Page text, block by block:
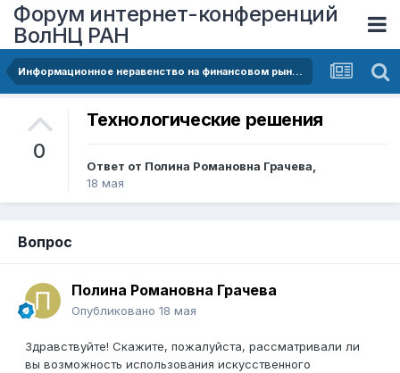
Форум интернет-конференций
ВолНЦ РАН
Информационное неравенство на финансовом рынке в условиях цифровизации
0
Технологические решения
Ответ от Полина Романовна Грачева,
18 мая
Вопрос
Полина Романовна Грачева
Опубликовано 18 мая
Здравствуйте! Скажите, пожалуйста, рассматривали ли
вы возможность использования искусственного